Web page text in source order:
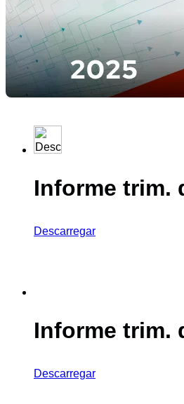
Informe trim.
Descarregar
Informe trim.
Descarregar